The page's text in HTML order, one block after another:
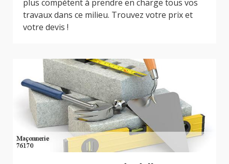
plus compétent à prendre en charge tous vos
travaux dans ce milieu. Trouvez votre prix et
votre devis !